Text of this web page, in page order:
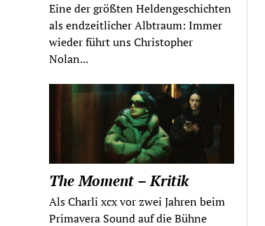
Eine der größten Heldengeschichten
als endzeitlicher Albtraum: Immer
wieder führt uns Christopher
Nolan...
The Moment – Kritik
Als Charli xcx vor zwei Jahren beim
Primavera Sound auf die Bühne